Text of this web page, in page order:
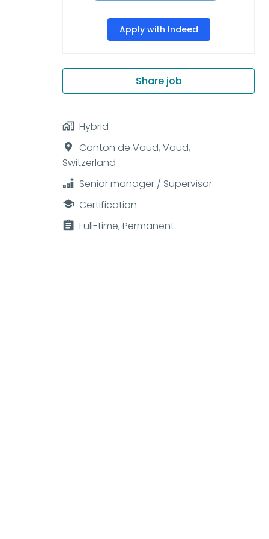
Apply with Indeed
Share job
Hybrid
Canton de Vaud, Vaud,
Switzerland
Senior manager / Supervisor
Certification
Full-time, Permanent